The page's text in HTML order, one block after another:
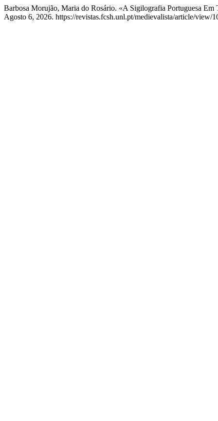
Barbosa Morujão, Maria do Rosário. «A Sigilografia Portuguesa
Agosto 6, 2026. https://revistas.fcsh.unl.pt/medievalista/article/view/